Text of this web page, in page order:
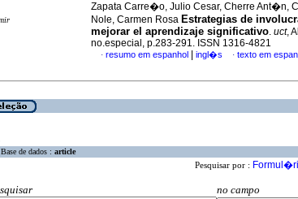
Zapata Carre�o, Julio Cesar, Cherre Ant�n,
Nole, Carmen Rosa Estrategias de
mejorar el aprendizaje significativo. uct,
no.especial, p.283-291. ISSN 1316-4821
· resumo em espanhol ingl�s · texto em
Base de dados : article
Pesquisar por :
no campo